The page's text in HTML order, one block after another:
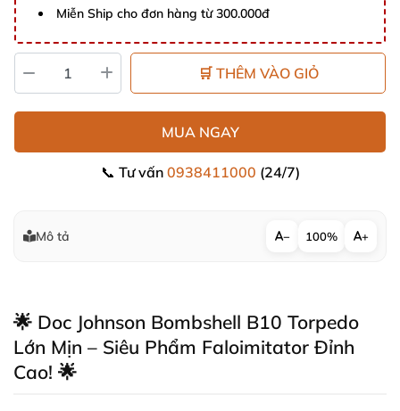
Miễn Ship cho đơn hàng từ 300.000đ
🛒 THÊM VÀO GIỎ
MUA NGAY
📞 Tư vấn 0938411000 (24/7)
Mô tả − 100% +
🌟 Doc Johnson Bombshell B10 Torpedo
Lớn Mịn – Siêu Phẩm Faloimitator Đỉnh
Cao! 🌟